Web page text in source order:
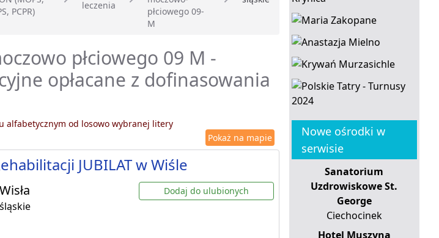
PCPR)
leczenia
płciowego 09-
M
płciowego 09 M -
opłacane z dofinasowania
alfabetycznym od losowo wybranej litery
Pokaż na mapie
JUBILAT w Wiśle
Wisła
śląskie
Dodaj do ulubionych
Nowe ośrodki w
serwisie
Sanatorium
Uzdrowiskowe St.
George
Ciechocinek
Hotel Muszyna